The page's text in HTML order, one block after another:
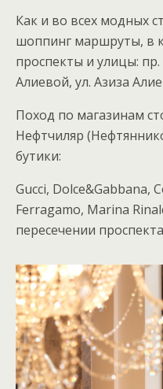
Как и во всех модных
шоппинг маршруты, в
проспекты и улицы:
Алиевой, ул. Азиза
Поход по магазинам
Нефтчиляр
бутики:
Gucci, Dolce&Gabbana,
Ferragamo, Marina
пересечении